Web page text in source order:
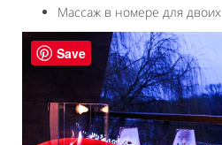
Массаж в номере для двоих
Save